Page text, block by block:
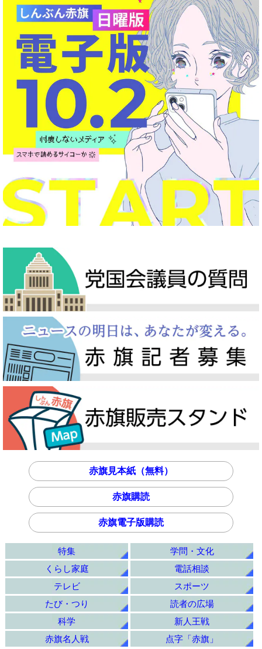
赤旗見本紙（無料）
赤旗購読
赤旗電子版購読
特集
学問・文化
くらし家庭
電話相談
テレビ
スポーツ
たび・つり
読者の広場
科学
新人王戦
赤旗名人戦
点字「赤旗」